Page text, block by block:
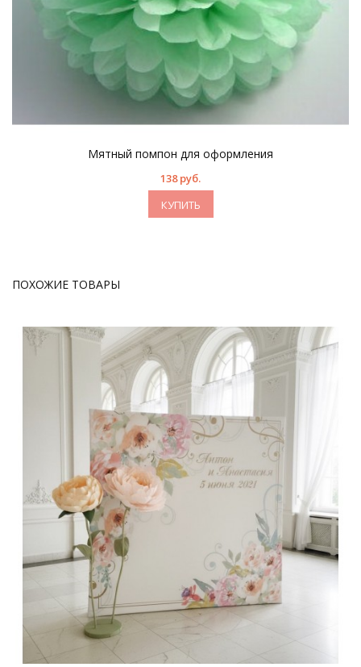
Мятный помпон для оформления
138 руб.
КУПИТЬ
ПОХОЖИЕ ТОВАРЫ